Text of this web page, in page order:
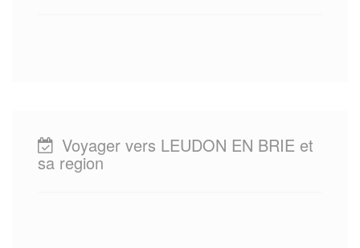
Voyager vers LEUDON EN BRIE et
sa region